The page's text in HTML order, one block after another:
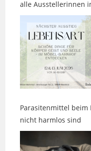
Parasitenmittel beim